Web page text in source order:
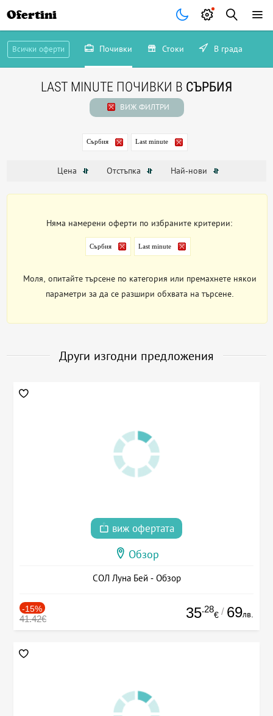
Ofertini
Всички оферти Почивки Стоки В града
LAST MINUTE ПОЧИВКИ В СЪРБИЯ
ВИЖ ФИЛТРИ
Сърбия Last minute
Цена Отстъпка Най-нови
Няма намерени оферти по избраните критерии:
Сърбия Last minute
Моля, опитайте търсене по категория или премахнете някои
параметри за да се разшири обхвата на търсене.
Други изгодни предложения
виж офертата
Обзор
СОЛ Луна Бей - Обзор
-15%
41.42€ 35.28
€ / 69лв.